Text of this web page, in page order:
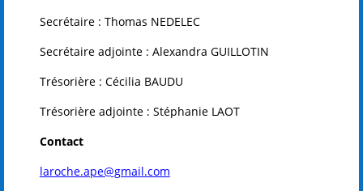
Secrétaire : Thomas NEDELEC
Secrétaire adjointe : Alexandra GUILLOTIN
Trésorière : Cécilia BAUDU
Trésorière adjointe : Stéphanie LAOT
Contact
laroche.ape@gmail.com